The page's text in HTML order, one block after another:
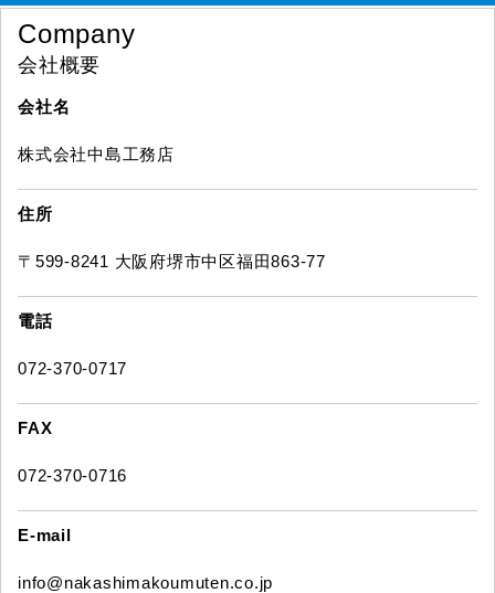
Company
会社概要
会社名
株式会社中島工務店
住所
〒599-8241 大阪府堺市中区福田863-77
電話
072-370-0717
FAX
072-370-0716
E-mail
info@nakashimakoumuten.co.jp